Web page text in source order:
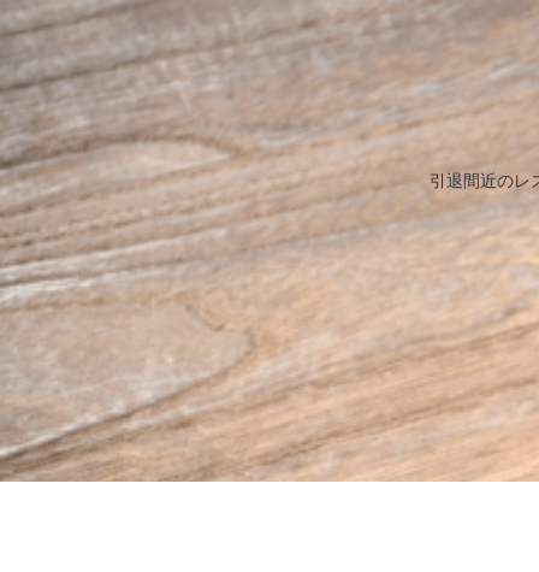
引退間近のレ